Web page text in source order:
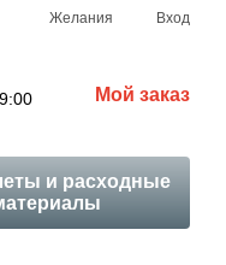
Желания Вход
Мой заказ
и расходные